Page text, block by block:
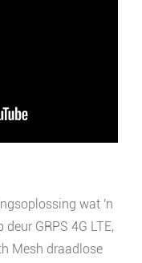
wat 'n
GRPS 4G LTE,
Mesh draadlose